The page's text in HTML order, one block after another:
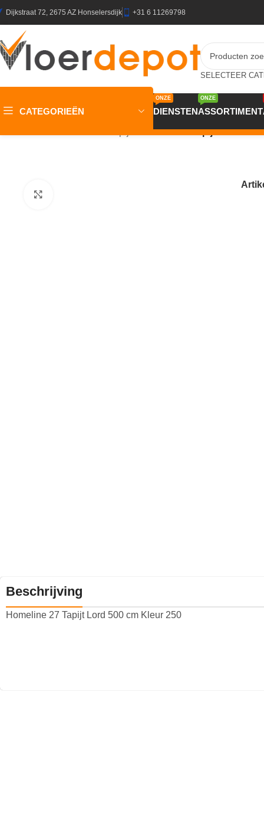
Dijkstraat 72, 2675 AZ Honselersdijk +31 6 11269798
CATEGORIEËN DIENSTEN
ONZE
ASSORTIMENT
ONZE
Homeline 27 Tapijt Lord 500
Beschrijving
Homeline 27 Tapijt Lord 500 cm Kleur 250